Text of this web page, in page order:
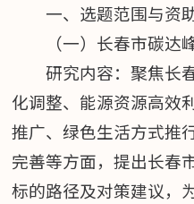
一、选题范围与资
（一）长春市碳
研究内容：聚焦长
化调整、能源资源高效
推广、绿色生活方式推
完善等方面，提出长
标的路径及对策建议，